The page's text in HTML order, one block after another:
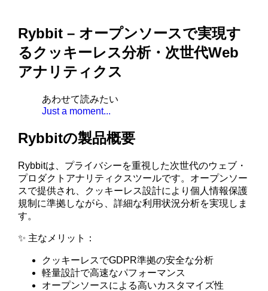
Rybbit – オープンソースで実現す
るクッキーレス分析・次世代Web
アナリティクス
あわせて読みたい
Just a moment...
Rybbitの製品概要
Rybbitは、プライバシーを重視した次世代のウェブ・
プロダクトアナリティクスツールです。オープンソー
スで提供され、クッキーレス設計により個人情報保護
規制に準拠しながら、詳細な利用状況分析を実現しま
す。
✨ 主なメリット：
クッキーレスでGDPR準拠の安全な分析
軽量設計で高速なパフォーマンス
オープンソースによる高いカスタマイズ性